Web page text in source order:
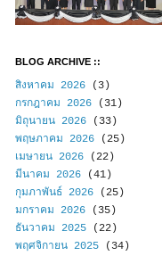
BLOG ARCHIVE ::
สิงหาคม 2026 (3)
กรกฎาคม 2026 (31)
มิถุนายน 2026 (33)
พฤษภาคม 2026 (25)
เมษายน 2026 (22)
มีนาคม 2026 (41)
กุมภาพันธ์ 2026 (25)
มกราคม 2026 (35)
ธันวาคม 2025 (22)
พฤศจิกายน 2025 (34)